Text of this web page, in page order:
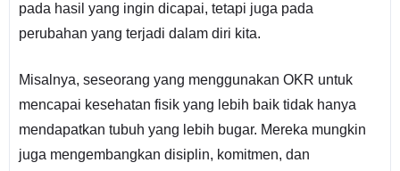
pada hasil yang ingin dicapai, tetapi juga pada
perubahan yang terjadi dalam diri kita.
Misalnya, seseorang yang menggunakan OKR untuk
mencapai kesehatan fisik yang lebih baik tidak hanya
mendapatkan tubuh yang lebih bugar. Mereka mungkin
juga mengembangkan disiplin, komitmen, dan